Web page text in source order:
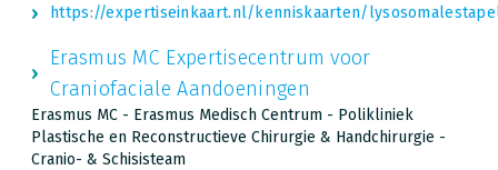
https://expertiseinkaart.nl/kenniskaarten/
Erasmus MC Expertisecentrum voor
Craniofaciale Aandoeningen
Erasmus MC - Erasmus Medisch Centrum - Polikliniek
Plastische en Reconstructieve Chirurgie & Handchirurgie -
Cranio- & Schisisteam